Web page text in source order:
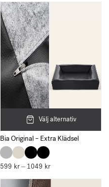
Välj alternativ
Bia Original – Extra Klädsel
599 kr – 1049 krPrisintervall: